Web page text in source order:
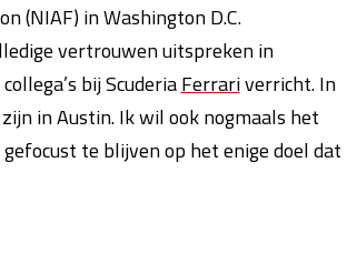
(NIAF) in Washington D.C.
vertrouwen uitspreken in
bij ScuderiaFerrariverricht. In
in Austin. Ik wil ook nogmaals het
te blijven op het enige doel dat